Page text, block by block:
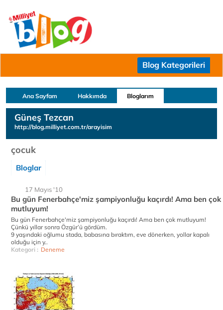
Blog Kategorileri
Ana Sayfam Hakkımda Bloglarım
Güneş Tezcan
http://blog.milliyet.com.tr/arayisim
çocuk
Bloglar
17 Mayıs '10
Bu gün Fenerbahçe'miz şampiyonluğu kaçırdı! Ama ben çok
mutluyum!
Bu gün Fenerbahçe'miz şampiyonluğu kaçırdı! Ama ben çok mutluyum!
Çünkü yıllar sonra Özgür’ü gördüm.
9 yaşındaki oğlumu stada, babasına bıraktım, eve dönerken, yollar kapalı
olduğu için y..
Kategori : Deneme